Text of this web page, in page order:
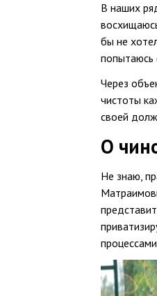
В наших
бы не
попытаюсь
Через
чистоты
своей
О
Не знаю,